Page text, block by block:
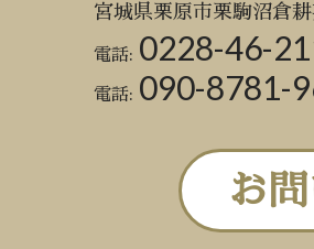
宮城県栗原市栗駒沼倉
電話: 0228-46-
電話: 090-8781-
お